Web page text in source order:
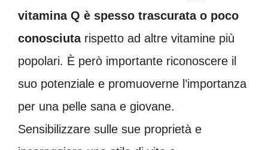
vitamina Q è spesso trascurata o poco
conosciutarispetto ad altre vitamine più
popolari. È però importante riconoscere il
suo potenziale e promuoverne l’importanza
per una pelle sana e giovane.
Sensibilizzare sulle sue proprietà e